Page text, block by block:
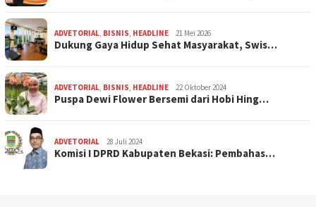
ADVETORIAL, BISNIS, HEADLINE 21 Mei 2026
Dukung Gaya Hidup Sehat Masyarakat, Swis…
ADVETORIAL, BISNIS, HEADLINE 22 Oktober 2024
Puspa Dewi Flower Bersemi dari Hobi Hing…
ADVETORIAL 28 Juli 2024
Komisi I DPRD Kabupaten Bekasi: Pembahas…